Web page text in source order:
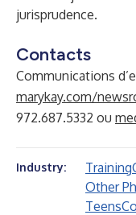
jurisprudence.
Contacts
Communications
marykay.com/
972.687.5332 ou
Industry: Training
Other
Teens